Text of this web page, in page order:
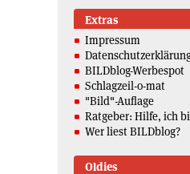
Extras
Impressum
BILDblog-Werbespot
Schlagzeil-o-mat
"Bild"-Auflage
Ratgeber: Hilfe, ich
Wer liest BILDblog?
Oldies